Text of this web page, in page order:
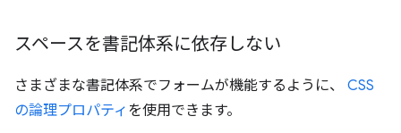
スペースを書記体系に依存しない
さまざまな書記体系でフォームが機能するように、 CSS
の論理プロパティ を使用できます。